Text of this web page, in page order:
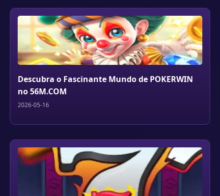
Descubra o Fascinante Mundo de POKERWIN
no 56M.COM
2026-05-16